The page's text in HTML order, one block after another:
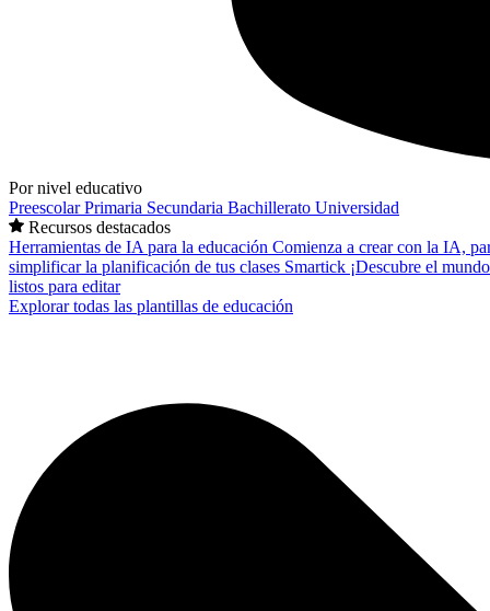
Por nivel educativo
PreescolarPrimaria Secundaria Bachillerato Universidad
Recursos destacados
Herramientas de IA para la educación Comienza a crear con la IA,
simplificar la planificación de tus clases Smartick ¡Descubre el
listos para editar
Explorar todas las plantillas de educación